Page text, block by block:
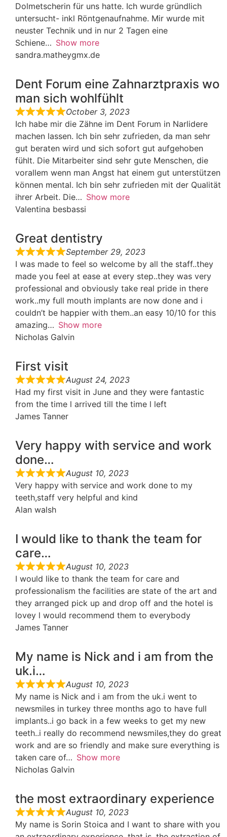
Dolmetscherin für uns hatte. Ich wurde gründlich
untersucht- inkl Röntgenaufnahme. Mir wurde mit
neuster Technik und in nur 2 Tagen eine
Schiene
Show more
sandra.matheygmx.de
Dent Forum eine Zahnarztpraxis wo
man sich wohlfühlt
October 3, 2023
Ich habe mir die Zähne im Dent Forum in Narlidere
machen lassen. Ich bin sehr zufrieden, da man sehr
gut beraten wird und sich sofort gut aufgehoben
fühlt. Die Mitarbeiter sind sehr gute Menschen, die
vorallem wenn man Angst hat einem gut unterstützen
können mental. Ich bin sehr zufrieden mit der Qualität
ihrer Arbeit. Die
Show more
Valentina besbassi
Great dentistry
September 29, 2023
I was made to feel so welcome by all the staff..they
made you feel at ease at every step..they was very
professional and obviously take real pride in there
work..my full mouth implants are now done and i
couldn’t be happier with them..an easy 10/10 for this
amazing
Show more
Nicholas Galvin
First visit
August 24, 2023
Had my first visit in June and they were fantastic
from the time l arrived till the time l left
James Tanner
Very happy with service and work
done…
August 10, 2023
Very happy with service and work done to my
teeth,staff very helpful and kind
Alan walsh
I would like to thank the team for
care…
August 10, 2023
I would like to thank the team for care and
professionalism the facilities are state of the art and
they arranged pick up and drop off and the hotel is
lovey l would recommend them to everybody
James Tanner
My name is Nick and i am from the
uk.i…
August 10, 2023
My name is Nick and i am from the uk.i went to
newsmiles in turkey three months ago to have full
implants..i go back in a few weeks to get my new
teeth..i really do recommend newsmiles,they do great
work and are so friendly and make sure everything is
taken care of
Show more
Nicholas Galvin
the most extraordinary experience
August 10, 2023
My name is Sorin Stoica and I want to share with you